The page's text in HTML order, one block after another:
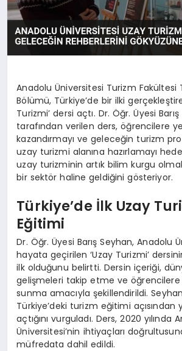
YAŞAM
Anadolu Üniversitesi Turizm Fakültesi
Bölümü, Türkiye’de bir ilki
Turizmi’ dersi açtı. Dr. Öğr. Üyesi
tarafından verilen ders, öğrencilere
kazandırmayı ve geleceğin turizm
uzay turizmi alanına hazırlamayı
uzay turizminin artık bilim kurgu
bir sektör haline geldiğini gösteriyor.
Türkiye’de İlk Uzay
Eğitimi
Dr. Öğr. Üyesi Barış Seyhan, Anadolu
hayata geçirilen ‘Uzay Turizmi’
ilk olduğunu belirtti. Dersin içeriği,
gelişmeleri takip etme ve
sunma amacıyla şekillendirildi.
Türkiye’deki turizm eğitimi açısından
açtığını vurguladı. Ders, 2020 yılında
Üniversitesi’nin ihtiyaçları
müfredata dahil edildi.